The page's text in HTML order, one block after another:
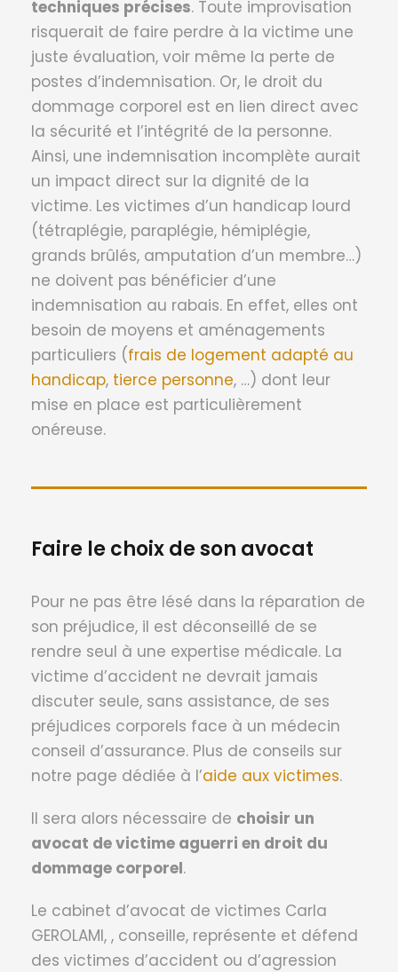
techniques précises. Toute improvisation
risquerait de faire perdre à la victime une
juste évaluation, voir même la perte de
postes d’indemnisation. Or, le droit du
dommage corporel est en lien direct avec
la sécurité et l’intégrité de la personne.
Ainsi, une indemnisation incomplète aurait
un impact direct sur la dignité de la
victime. Les victimes d’un handicap lourd
(tétraplégie, paraplégie, hémiplégie,
grands brûlés, amputation d’un membre…)
ne doivent pas bénéficier d’une
indemnisation au rabais. En effet, elles ont
besoin de moyens et aménagements
particuliers (frais de logement adapté au
handicap, tierce personne, …) dont leur
mise en place est particulièrement
onéreuse.
Faire le choix de son avocat
Pour ne pas être lésé dans la réparation de
son préjudice, il est déconseillé de se
rendre seul à une expertise médicale. La
victime d’accident ne devrait jamais
discuter seule, sans assistance, de ses
préjudices corporels face à un médecin
conseil d’assurance. Plus de conseils sur
notre page dédiée à l’aide aux victimes.
Il sera alors nécessaire de choisir un
avocat de victime aguerri en droit du
dommage corporel.
Le cabinet d’avocat de victimes Carla
GEROLAMI, , conseille, représente et défend
des victimes d’accident ou d’agression